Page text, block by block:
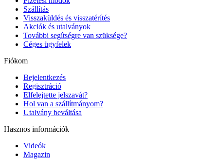
Szállítás
Visszaküldés és visszatérítés
Akciók és utalványok
További segítségre van szüksége?
Céges ügyfelek
Fiókom
Bejelentkezés
Regisztráció
Elfelejtette jelszavát?
Hol van a szállítmányom?
Utalvány beváltása
Hasznos információk
Videók
Magazin